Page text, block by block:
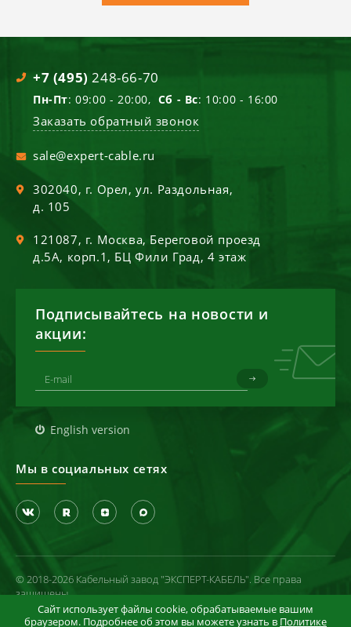
+7 (495) 248-66-70
Пн-Пт: 09:00 - 20:00, Сб - Вс: 10:00 - 16:00
Заказать обратный звонок
sale@expert-cable.ru
302040, г. Орел,ул. Раздольная,
д. 105
121087, г. Москва, Береговой проезд
д.5А, корп.1, БЦ Фили Град, 4 этаж
Подписывайтесь на новости и
акции:
English version
Мы в социальных сетях
© 2018-2026 Кабельный завод "ЭКСПЕРТ-КАБЕЛЬ". Все права
защищены
Политика конфиденциальности
Сайт использует файлы cookie, обрабатываемые вашим
браузером. Подробнее об этом вы можете узнать в Политике